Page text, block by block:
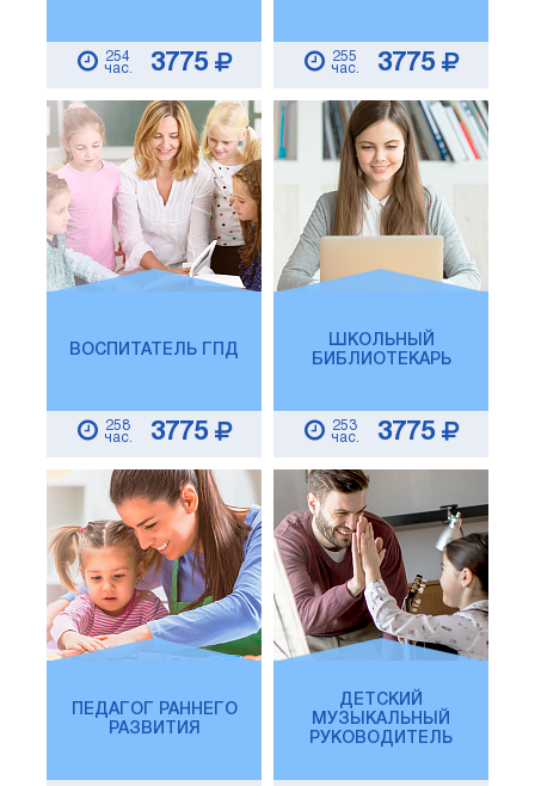
254
час.
3775
255
час.
3775
ВОСПИТАТЕЛЬ ГПД
258
час.
3775
ШКОЛЬНЫЙ
БИБЛИОТЕКАРЬ
253
час.
3775
ПЕДАГОГ РАННЕГО
РАЗВИТИЯ
ДЕТСКИЙ
МУЗЫКАЛЬНЫЙ
РУКОВОДИТЕЛЬ